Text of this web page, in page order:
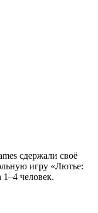
сдержали своё
игру «Лютье:
человек.